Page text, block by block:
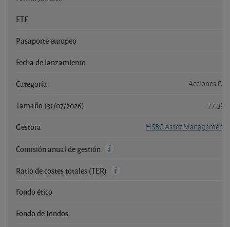
ETF
Pasaporte europeo
Fecha de lanzamiento
Categoría Acciones
Tamaño (31/07/2026)
Gestora HSBC Asset
Comisión anual de gestión
Ratio de costes totales (TER)
Fondo ético
Fondo de fondos